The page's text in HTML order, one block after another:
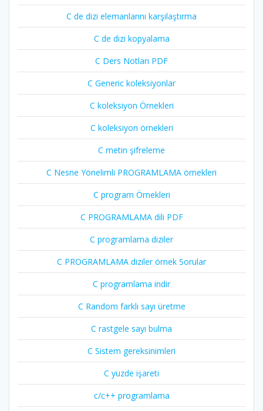
C de dizi elemanlarını karşılaştırma
C de dizi kopyalama
C Ders Notları PDF
C Generic koleksiyonlar
C koleksiyon Örnekleri
C koleksiyon örnekleri
C metin şifreleme
C Nesne Yönelimli PROGRAMLAMA örnekleri
C program Örnekleri
C PROGRAMLAMA dili PDF
C programlama diziler
C PROGRAMLAMA diziler örnek Sorular
C programlama indir
C Random farklı sayı üretme
C rastgele sayı bulma
C Sistem gereksinimleri
C yüzde işareti
c/c++ programlama